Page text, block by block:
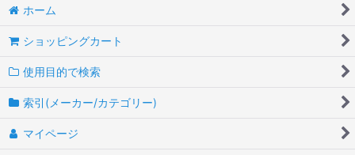
ホーム
ショッピングカート
使用目的で検索
索引(メーカー/カテゴリー)
マイページ